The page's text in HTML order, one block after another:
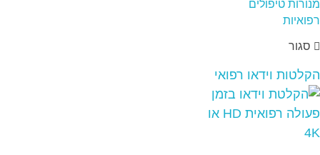
סגור
הקלטות וידאו רפואי